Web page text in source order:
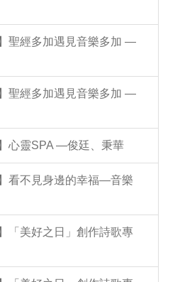
聖經多加遇見音樂多加 —
聖經多加遇見音樂多加 —
心靈SPA —俊廷、秉華
看不見身邊的幸福—音樂
「美好之日」創作詩歌專